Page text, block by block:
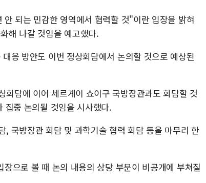
되는 민감한 영역에서 협력할 것"이란 입장을 밝혀
해 나갈 것임을 예고했다.
응 방안도 이번 정상회담에서 논의할 것으로 예상된
담에 이어 세르게이 쇼이구 국방장관과도 회담할 것
집중 논의될 것임을 시사했다.
, 국방장관 회담 및 과학기술 협력 회담 등을 마무리 한
으로 볼 때 논의 내용의 상당 부분이 비공개에 부쳐질